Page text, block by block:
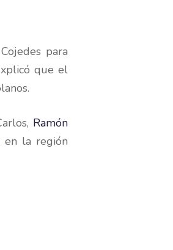
para
que el
Ramón
en la región